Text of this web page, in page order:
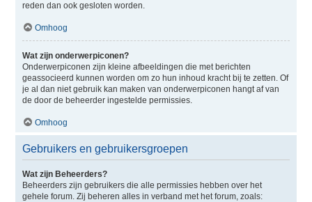
reden dan ook gesloten worden.
Omhoog
Wat zijn onderwerpiconen?
Onderwerpiconen zijn kleine afbeeldingen die met berichten
geassocieerd kunnen worden om zo hun inhoud kracht bij te zetten. Of
je al dan niet gebruik kan maken van onderwerpiconen hangt af van
de door de beheerder ingestelde permissies.
Omhoog
Gebruikers en gebruikersgroepen
Wat zijn Beheerders?
Beheerders zijn gebruikers die alle permissies hebben over het
gehele forum. Zij beheren alles in verband met het forum, zoals: